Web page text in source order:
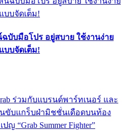
บับมือโปร อยู่สบาย ใช้งานง่าย
บบจัดเต็ม!